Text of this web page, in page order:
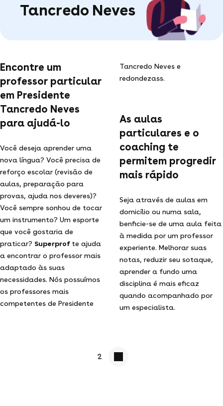
Tancredo Neves
Encontre um
professor particular
em Presidente
Tancredo Neves
para ajudá-lo
Você deseja aprender uma
nova língua? Você precisa de
reforço escolar (revisão de
aulas, preparação para
provas, ajuda nos deveres)?
Você sempre sonhou de tocar
um instrumento? Um esporte
que você gostaria de
praticar? Superprof te ajuda
a encontrar o professor mais
adaptado às suas
necessidades. Nós possuímos
os professores mais
competentes de Presidente
Tancredo Neves e
redondezass.
As aulas
particulares e o
coaching te
permitem progredir
mais rápido
Seja através de aulas em
domicílio ou numa sala,
benficie-se de uma aula feita
à medida por um professor
experiente. Melhorar suas
notas, reduzir seu sotaque,
aprender a fundo uma
disciplina é mais eficaz
quando acompanhado por
um especialista.
2